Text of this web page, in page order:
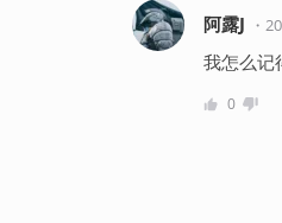
阿露J ・
我怎么记
0